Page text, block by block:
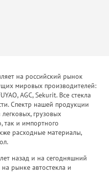
на российский рынок
мировых производителей:
AGC, Sekurit. Все стекла
Спектр нашей продукции
грузовых
так и импортного
расходные материалы,
назад и на сегодняшний
рынке автостекла и